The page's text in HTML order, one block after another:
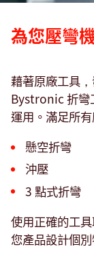
為您壓彎
藉著原廠工具
Bystronic 折彎
運用。滿足所有
懸空折彎
沖壓
3 點式折彎
使用正確的工
您產品設計個